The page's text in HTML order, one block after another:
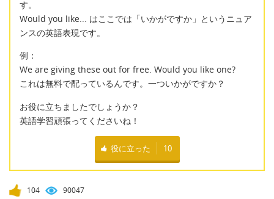
す。
Would you like... はここでは「いかがですか」というニュア
ンスの英語表現です。
例：
We are giving these out for free. Would you like one?
これは無料で配っているんです。一ついかがですか？
お役に立ちましたでしょうか？
英語学習頑張ってくださいね！
役に立った 10
104 90047